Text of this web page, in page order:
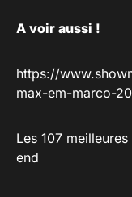
A voir aussi !
https://
max-em-marco-
Les 107
end